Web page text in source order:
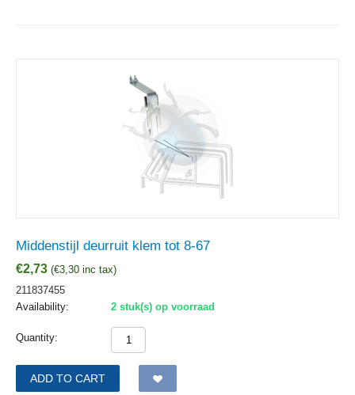
Middenstijl deurruit klem tot 8-67
€2,73 (€3,30 inc tax)
211837455
Availability:
2 stuk(s) op voorraad
Quantity:
ADD TO CART